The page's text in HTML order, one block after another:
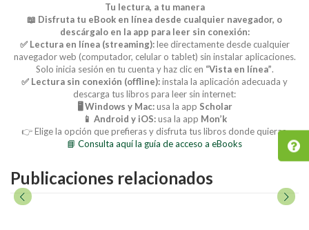
Tu lectura, a tu manera
📖 Disfruta tu eBook en línea desde cualquier navegador, o
descárgalo en la app para leer sin conexión:
✅ Lectura en línea (streaming):lee directamente desde cualquier
navegador web (computador, celular o tablet) sin instalar aplicaciones.
Solo inicia sesión en tu cuenta y haz clic en “Vista en línea”.
✅ Lectura sin conexión (offline):instala la aplicación adecuada y
descarga tus libros para leer sin internet:
🖥️ Windows y Mac:usa la app Scholar
📱 Android y iOS:usa la app Mon’k
👉 Elige la opción que prefieras y disfruta tus libros donde quieras.
📘 Consulta aquí la guía de acceso a eBooks
Publicaciones relacionados